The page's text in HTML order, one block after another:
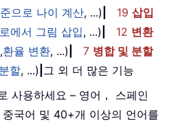
으로 나이 계산, ...) 19 삽입
에서 그림 삽입, ...) 12 변환
,환율 변환, ...) 7 병합 및 분할
할, ...) 그 외 더 많은 기능
사용하세요 – 영어， 스페인
국어 및 40+개 이상의 언어를